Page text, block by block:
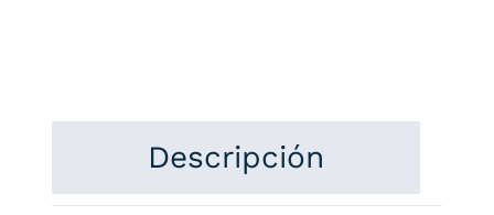
Descripción